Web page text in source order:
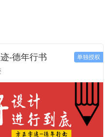
-德年行书 单独授权